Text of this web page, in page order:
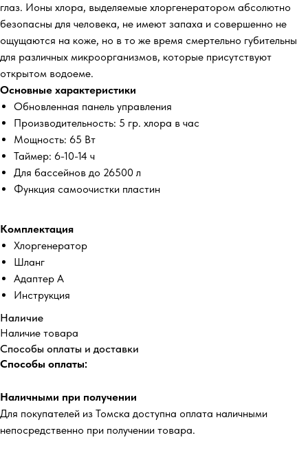
глаз. Ионы хлора, выделяемые хлоргенератором абсолютно
безопасны для человека, не имеют запаха и совершенно не
ощущаются на коже, но в то же время смертельно губительны
для различных микроорганизмов, которые присутствуют
открытом водоеме.
Основные характеристики
Обновленная панель управления
Производительность: 5 гр. хлора в час
Мощность: 65 Вт
Таймер: 6-10-14 ч
Для бассейнов до 26500 л
Функция самоочистки пластин
Комплектация
Хлоргенератор
Шланг
Адаптер А
Инструкция
Наличие
Наличие товара
Способы оплаты и доставки
Способы оплаты:
Наличными при получении
Для покупателей из Томска доступна оплата наличными
непосредственно при получении товара.